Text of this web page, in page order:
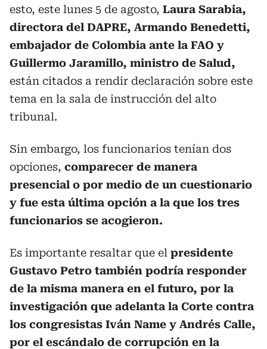
esto, este lunes 5 de agosto, Laura Sarabia,
directora del DAPRE, Armando Benedetti,
embajador de Colombia ante la FAO y
Guillermo Jaramillo, ministro de Salud,
están citados a rendir declaración sobre este
tema en la sala de instrucción del alto
tribunal.
Sin embargo, los funcionarios tenían dos
opciones, comparecer de manera
presencial o por medio de un cuestionario
y fue esta última opción a la que los tres
funcionarios se acogieron.
Es importante resaltar que el presidente
Gustavo Petro también podría responder
de la misma manera en el futuro, por la
investigación que adelanta la Corte contra
los congresistas Iván Name y Andrés Calle,
por el escándalo de corrupción en la